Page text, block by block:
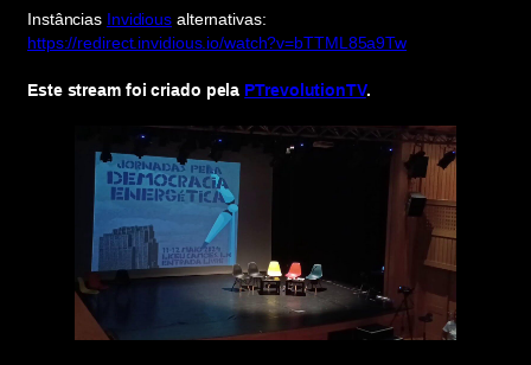
Instâncias Invidious alternativas:
https://redirect.invidious.io/watch?v=bTTML85a9Tw
Este stream foi criado pela PTrevolutionTV.